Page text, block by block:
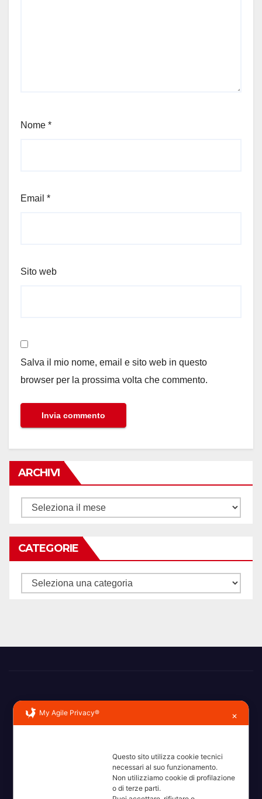
Nome *
Email *
Sito web
Salva il mio nome, email e sito web in questo
browser per la prossima volta che commento.
ARCHIVI
Archivi
CATEGORIE
Categorie
ricorda la domanda.
My Agile Privacy® ✕
Questo sito utilizza cookie tecnici
necessari al suo funzionamento.
Non utilizziamo cookie di profilazione
o di terze parti.